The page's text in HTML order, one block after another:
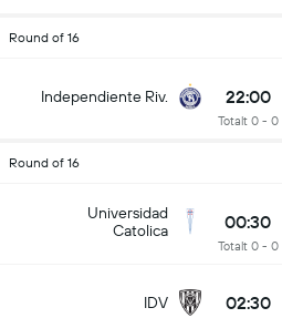
Round of 16
Independiente Riv. 22:00
Totalt 0 - 0
Round of 16
Universidad
Catolica
00:30
Totalt 0 - 0
IDV 02:30